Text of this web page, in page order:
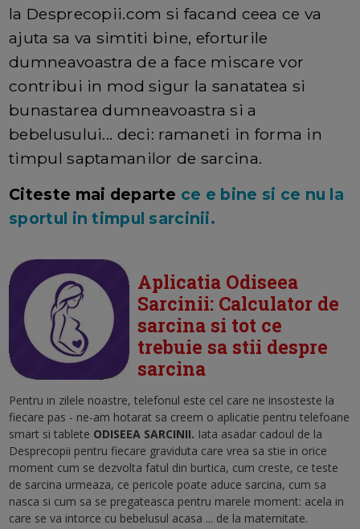
la Desprecopii.com si facand ceea ce va
ajuta sa va simtiti bine, eforturile
dumneavoastra de a face miscare vor
contribui in mod sigur la sanatatea si
bunastarea dumneavoastra si a
bebelusului... deci: ramaneti in forma in
timpul saptamanilor de sarcina.
Citeste mai departe ce e bine si ce nu la
sportul in timpul sarcinii.
Aplicatia Odiseea
Sarcinii: Calculator de
sarcina si tot ce
trebuie sa stii despre
sarcina
Pentru in zilele noastre, telefonul este cel care ne insosteste la
fiecare pas - ne-am hotarat sa creem o aplicatie pentru telefoane
smart si tablete ODISEEA SARCINII. Iata asadar cadoul de la
Desprecopii pentru fiecare graviduta care vrea sa stie in orice
moment cum se dezvolta fatul din burtica, cum creste, ce teste
de sarcina urmeaza, ce pericole poate aduce sarcina, cum sa
nasca si cum sa se pregateasca pentru marele moment: acela in
care se va intorce cu bebelusul acasa ... de la maternitate.